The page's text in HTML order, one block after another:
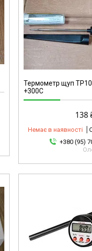
Термометр щуп
+300С
138
Немає в наявності
+380 (95)